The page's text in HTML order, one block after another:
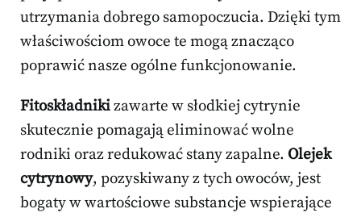
utrzymania dobrego samopoczucia. Dzięki tym
właściwościom owoce te mogą znacząco
poprawić nasze ogólne funkcjonowanie.
Fitoskładnikizawarte w słodkiej cytrynie
skutecznie pomagają eliminować wolne
rodniki oraz redukować stany zapalne. Olejek
cytrynowy, pozyskiwany z tych owoców, jest
bogaty w wartościowe substancje wspierające